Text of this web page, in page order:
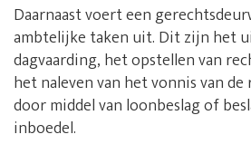
Daarnaast voert een
ambtelijke taken uit. Dit zijn het
dagvaarding, het opstellen van
het naleven van het vonnis van
door middel van loonbeslag of
inboedel.